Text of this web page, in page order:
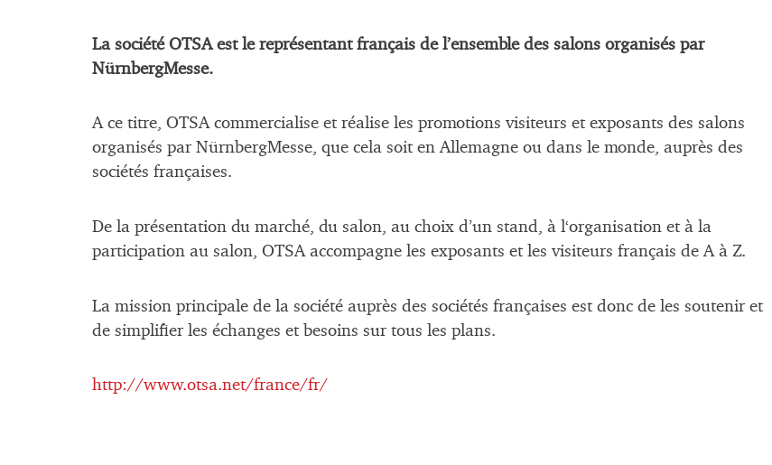
La société OTSA est le représentant français de l’ensemble des salons organisés par
NürnbergMesse.
A ce titre, OTSA commercialise et réalise les promotions visiteurs et exposants des salons
organisés par NürnbergMesse, que cela soit en Allemagne ou dans le monde, auprès des
sociétés françaises.
De la présentation du marché, du salon, au choix d’un stand, à l‘organisation et à la
participation au salon, OTSA accompagne les exposants et les visiteurs français de A à Z.
La mission principale de la société auprès des sociétés françaises est donc de les soutenir et
de simplifier les échanges et besoins sur tous les plans.
http://www.otsa.net/france/fr/